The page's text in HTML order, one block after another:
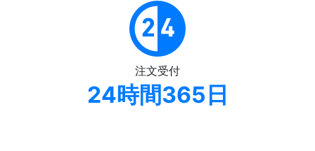
注文受付
24時間365日